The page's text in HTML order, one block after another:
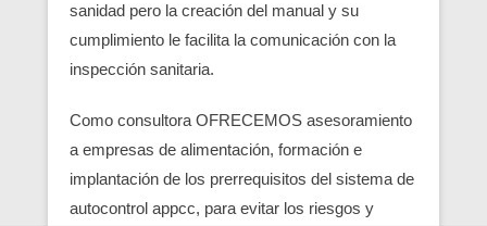
sanidad pero la creación del manual y su
cumplimiento le facilita la comunicación con la
inspección sanitaria.
Como consultora OFRECEMOS asesoramiento
a empresas de alimentación, formación e
implantación de los prerrequisitos del sistema de
autocontrol appcc, para evitar los riesgos y